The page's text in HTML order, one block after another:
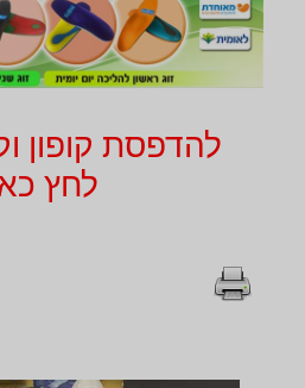
להדפסת קופון
לחץ